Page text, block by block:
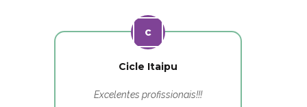
Cicle Itaipu
Excelentes profissionais!!!